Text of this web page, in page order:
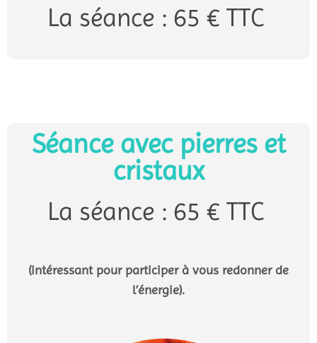
La séance : 65 € TTC
Séance avec pierres et
cristaux
La séance : 65 € TTC
(intéressant pour participer à vous redonner de
l’énergie).